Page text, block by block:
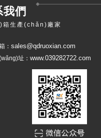
們
生產(chǎn)廠家
：sales@qdruoxian.com
址：www.039282722.com